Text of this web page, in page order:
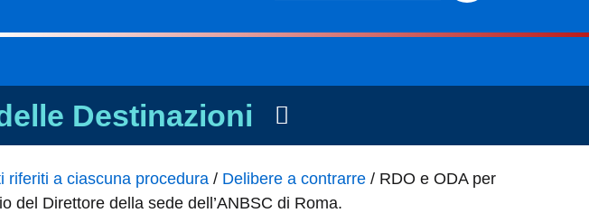
Destinazioni
riferiti a ciascuna procedura / Delibere a contrarre / RDO e ODA per
del Direttore della sede dell’ANBSC di Roma.